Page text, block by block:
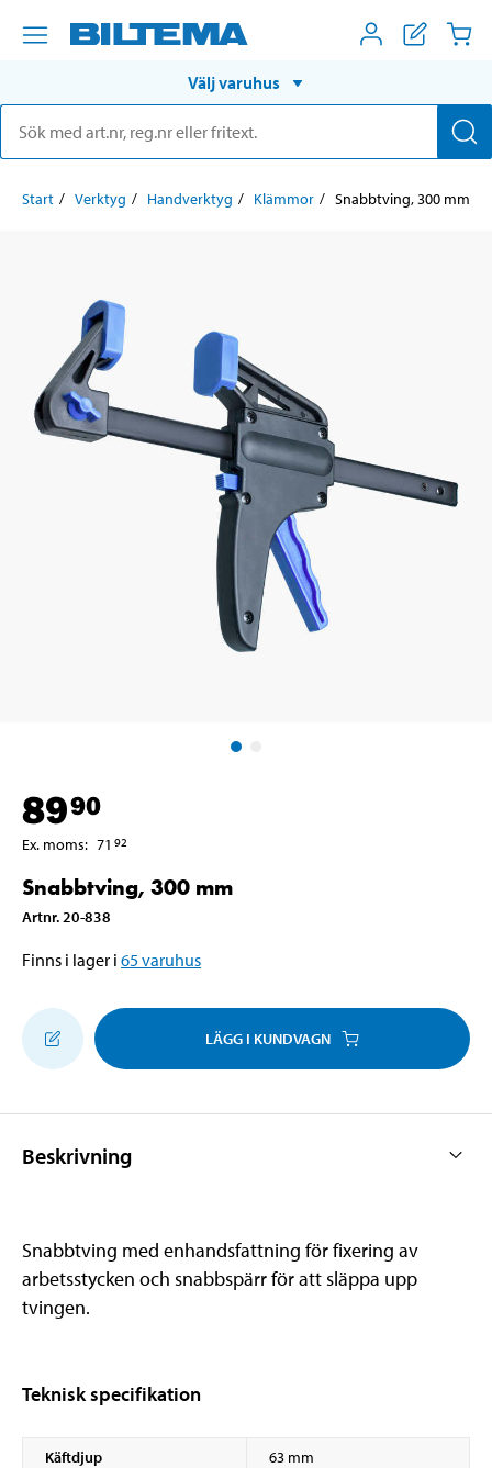
Välj varuhus
Start Verktyg Handverktyg Klämmor Snabbtving, 300 mm
8990
Ex. moms: 71 92
Snabbtving, 300 mm
Artnr. 20-838
Finns i lager i 65varuhus
LÄGG I KUNDVAGN
Beskrivning
Snabbtving med enhandsfattning för fixering av
arbetsstycken och snabbspärr för att släppa upp
tvingen.
Teknisk specifikation
Käftdjup
63 mm